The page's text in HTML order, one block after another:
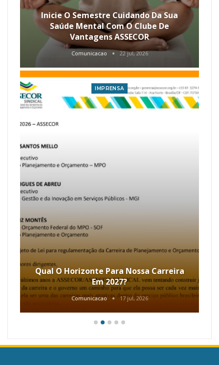
Inicie O Semestre Cuidando Da Sua
Saúde Mental Com O Clube De
Vantagens ASSECOR
Comunicacao 22 jul, 2026
IMPRENSA
Qual O Horizonte Para Nossa Carreira
Em 2027?
Comunicacao 17 jul, 2026